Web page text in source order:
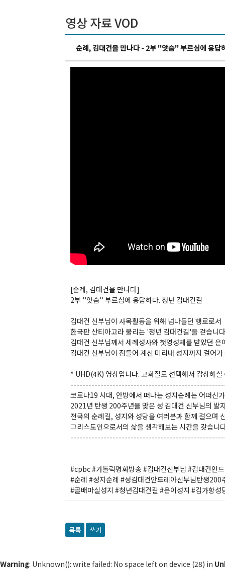
영상 자료 VOD
순례, 김대건을 만나다 - 2부 ''앗숨'' 부르심에 응답
[순례, 김대건을 만나다]
2부 ''앗숨'' 부르심에 응답하다. 청년 김대건길
김대건 신부님이 사목활동을 위해 넘나들던 행로로서
한국판 산티아고라 불리는 '청년 김대건길'을 걷습니
김대건 신부님께서 세례성사와 첫영성체를 받았던 은
김대건 신부님이 잠들어 계신 미리내 성지까지 걸어가
* UHD(4K) 영상입니다. 고화질로 선택해서 감상하실
코로나19 시대, 안방에서 떠나는 성지순례는 어떠신
2021년 탄생 200주년을 맞은 성 김대건 신부님의 발
전국의 순례길, 성지와 성당을 여러분과 함께 걸으며
그리스도인으로서의 삶을 생각해보는 시간을 갖습니
#cpbc #가톨릭평화방송 #김대건신부님 #김대건안
#순례 #성지순례 #성김대건안드레아신부님탄생200
#골배마실성지 #청년김대건길 #은이성지 #김가항성
목록 쓰기
Warning: Unknown(): write failed: No space left on device (28) in